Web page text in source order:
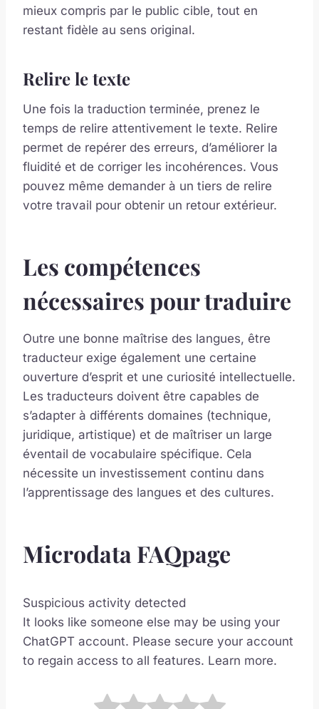
mieux compris par le public cible, tout en
restant fidèle au sens original.
Relire le texte
Une fois la traduction terminée, prenez le
temps de relire attentivement le texte. Relire
permet de repérer des erreurs, d’améliorer la
fluidité et de corriger les incohérences. Vous
pouvez même demander à un tiers de relire
votre travail pour obtenir un retour extérieur.
Les compétences
nécessaires pour traduire
Outre une bonne maîtrise des langues, être
traducteur exige également une certaine
ouverture d’esprit et une curiosité intellectuelle.
Les traducteurs doivent être capables de
s’adapter à différents domaines (technique,
juridique, artistique) et de maîtriser un large
éventail de vocabulaire spécifique. Cela
nécessite un investissement continu dans
l’apprentissage des langues et des cultures.
Microdata FAQpage
Suspicious activity detected
It looks like someone else may be using your
ChatGPT account. Please secure your account
to regain access to all features. Learn more.